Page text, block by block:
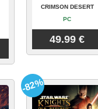
CRIMSON DESERT
PC
49.99 €
-82%